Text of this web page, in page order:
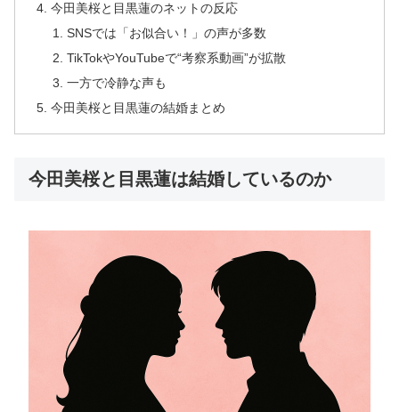
今田美桜と目黒蓮のネットの反応
SNSでは「お似合い！」の声が多数
TikTokやYouTubeで“考察系動画”が拡散
一方で冷静な声も
今田美桜と目黒蓮の結婚まとめ
今田美桜と目黒蓮は結婚しているのか